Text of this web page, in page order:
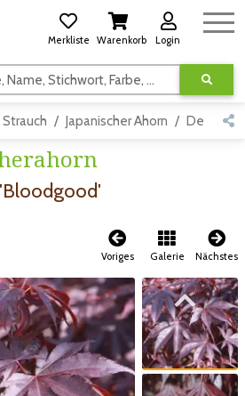
Merkliste Warenkorb Login
Suchen nach Kategorie, Name, Stichwort, Farbe, usw.
Strauch Japanischer Ahorn Detail
Voriges Galerie Nächstes
Zum vorigen Bild